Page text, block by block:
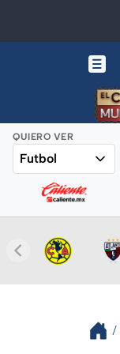
QUIERO VER
Futbol